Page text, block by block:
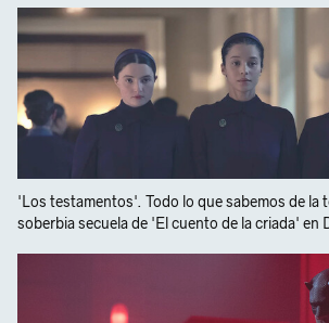
'Los testamentos'. Todo lo que sabemos de la
soberbia secuela de 'El cuento de la criada' en